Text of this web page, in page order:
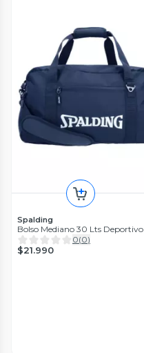
Spalding
Bolso Mediano 30 Lts Deportivo
0(0)
$21.990